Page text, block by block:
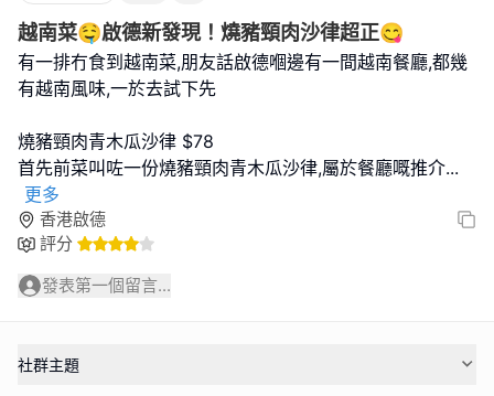
越南菜🤤啟德新發現！燒豬頸肉沙律超正😋
有一排冇食到越南菜,朋友話啟德嗰邊有一間越南餐廳,都幾
有越南風味,一於去試下先
燒豬頸肉青木瓜沙律 $78
首先前菜叫咗一份燒豬頸肉青木瓜沙律,屬於餐廳嘅推介...
更多
香港啟德
評分
發表第一個留言...
社群主題